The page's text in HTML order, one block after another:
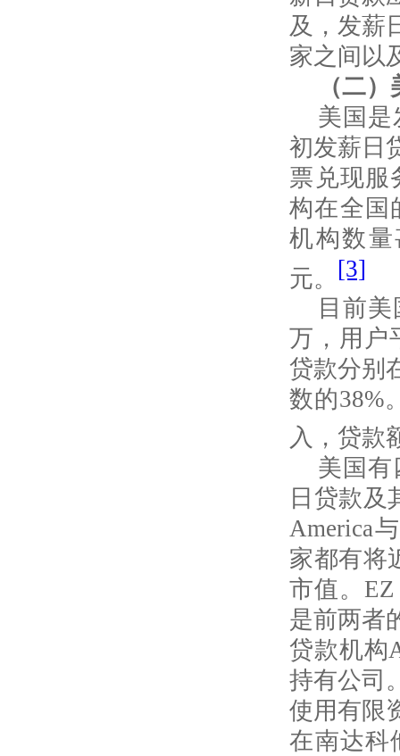
及，发薪
家之间以
（二
美国是
初发薪日
票兑现服
构在全国
机构数
元。 [3]
目前
万，用户
贷款分别
数的38%
入，贷款
美国有
日贷款及
America与
家都有将
市值。EZ
是前两者
贷款机构
持有公司
使用有限
在南达科